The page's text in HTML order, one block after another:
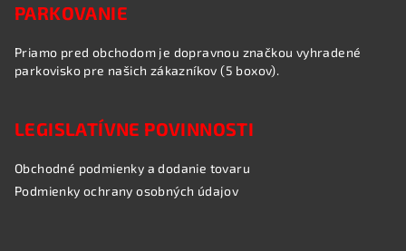
PARKOVANIE
Priamo pred obchodom je dopravnou značkou vyhradené
parkovisko pre našich zákazníkov (5 boxov).
LEGISLATÍVNE POVINNOSTI
Obchodné podmienky a dodanie tovaru
Podmienky ochrany osobných údajov